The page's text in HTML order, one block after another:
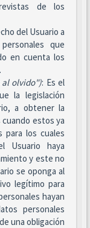
de los
del Usuario a
que
en cuenta los
al olvido"): Es el
la legislación
a obtener la
estos ya
para los cuales
Usuario haya
y este no
se oponga al
legítimo para
hayan
personales
una obligación